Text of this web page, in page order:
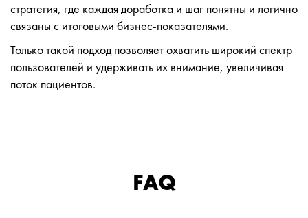
стратегия, где каждая доработка и шаг понятны и логично
связаны с итоговыми бизнес‑показателями.
Только такой подход позволяет охватить широкий спектр
пользователей и удерживать их внимание, увеличивая
поток пациентов.
FAQ